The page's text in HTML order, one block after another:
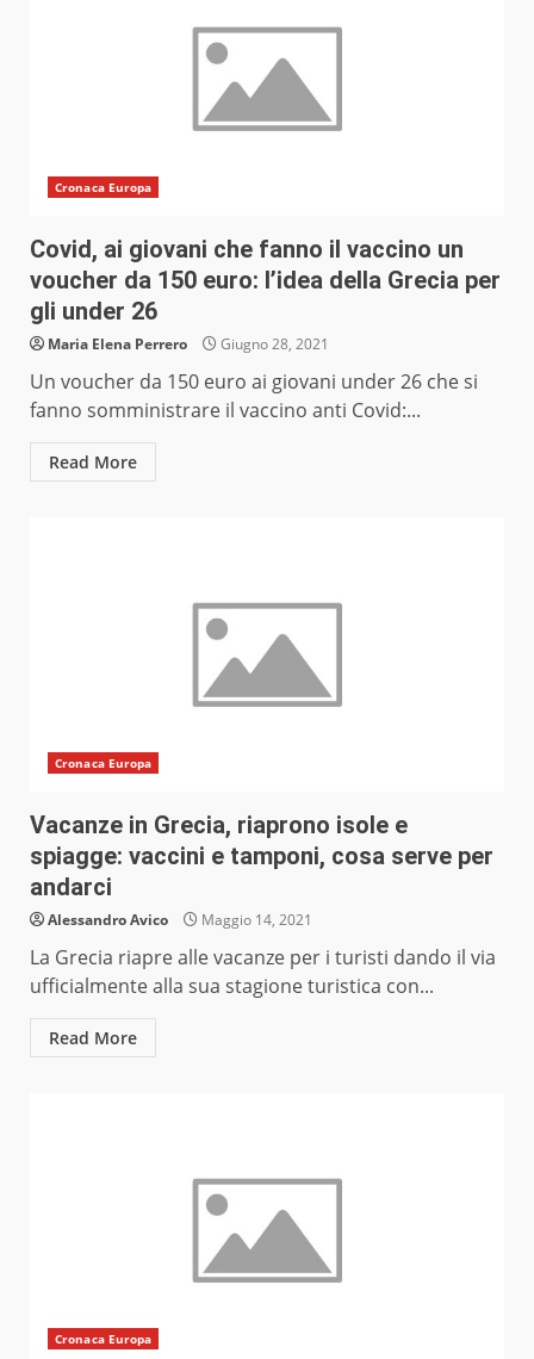
Cronaca Europa
Covid, ai giovani che fanno il vaccino un
voucher da 150 euro: l’idea della Grecia per
gli under 26
Maria Elena Perrero Giugno 28, 2021
Un voucher da 150 euro ai giovani under 26 che si
fanno somministrare il vaccino anti Covid:...
Read More
Cronaca Europa
Vacanze in Grecia, riaprono isole e
spiagge: vaccini e tamponi, cosa serve per
andarci
Alessandro Avico Maggio 14, 2021
La Grecia riapre alle vacanze per i turisti dando il via
ufficialmente alla sua stagione turistica con...
Read More
Cronaca Europa